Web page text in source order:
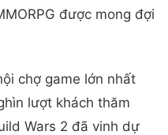
được mong đợi
chợ game lớn nhất
lượt khách thăm
Wars 2 đã vinh dự